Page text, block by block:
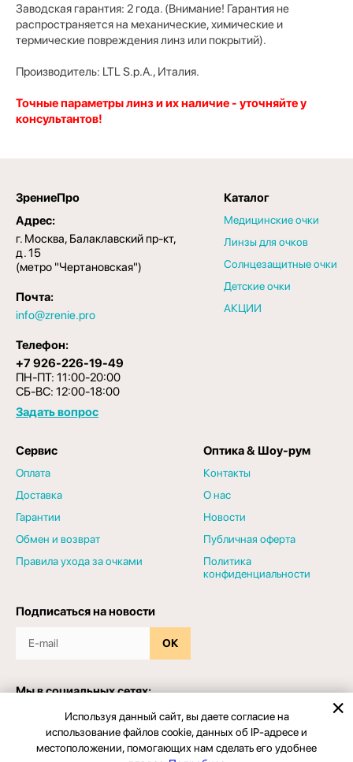
Заводская гарантия: 2 года. (Внимание! Гарантия не
распространяется на механические, химические и
термические повреждения линз или покрытий).
Производитель: LTL S.p.A., Италия.
Точные параметры линз и их наличие - уточняйте у
консультантов!
ЗрениеПро
Адрес:
г. Москва, Балаклавский пр-кт,
д. 15
(метро "Чертановская")
Почта:
info@zrenie.pro
Телефон:
+7 926-226-19-49
ПН-ПТ: 11:00-20:00
СБ-ВС: 12:00-18:00
Задать вопрос
Каталог
Медицинские очки
Линзы для очков
Солнцезащитные очки
Детские очки
АКЦИИ
Сервис
Оплата
Доставка
Гарантии
Обмен и возврат
Правила ухода за очками
Оптика & Шоу-рум
Контакты
О нас
Новости
Публичная оферта
Политика
конфиденциальности
Подписаться на новости
ОК
Мы в социальных сетях:
Используя данный сайт, вы даете согласие на
использование файлов cookie, данных об IP-адресе и
местоположении, помогающих нам сделать его удобнее